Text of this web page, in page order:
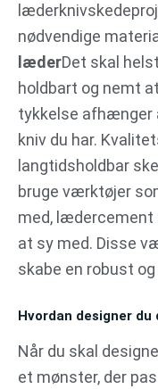
nødvendige
læderDet skal
holdbart og nemt
tykkelse afhænger
kniv du har.
langtidsholdbar
bruge værktøjer
med, lædercement
at sy med. Disse
skabe en robust
Hvordan designer
Når du skal
et mønster, der